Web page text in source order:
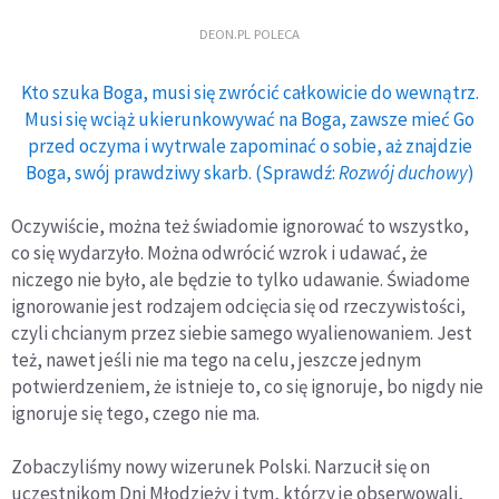
DEON.PL POLECA
Kto szuka Boga, musi się zwrócić całkowicie do wewnątrz.
Musi się wciąż ukierunkowywać na Boga, zawsze mieć Go
przed oczyma i wytrwale zapominać o sobie, aż znajdzie
Boga, swój prawdziwy skarb. (Sprawdź:Rozwój duchowy)
Oczywiście, można też świadomie ignorować to wszystko,
co się wydarzyło. Można odwrócić wzrok i udawać, że
niczego nie było, ale będzie to tylko udawanie. Świadome
ignorowanie jest rodzajem odcięcia się od rzeczywistości,
czyli chcianym przez siebie samego wyalienowaniem. Jest
też, nawet jeśli nie ma tego na celu, jeszcze jednym
potwierdzeniem, że istnieje to, co się ignoruje, bo nigdy nie
ignoruje się tego, czego nie ma.
Zobaczyliśmy nowy wizerunek Polski. Narzucił się on
uczestnikom Dni Młodzieży i tym, którzy je obserwowali,